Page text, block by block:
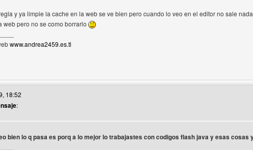
y ya limpie la cache en la web se ve bien pero cuando lo veo en el editor no sale
web pero no se como borrarlo
www.andrea2459.es.tl
web del autor: andrea2459
18:52
:
bien lo q pasa es porq a lo mejor lo trabajastes con codigos flash java y esas cosas